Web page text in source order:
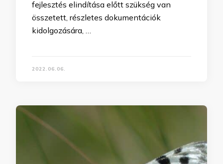
fejlesztés elindítása előtt szükség van
összetett, részletes dokumentációk
kidolgozására, …
2022.06.06.